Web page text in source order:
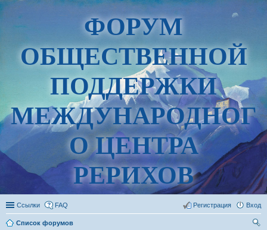
ФОРУМ
ОБЩЕСТВЕННОЙ
ПОДДЕРЖКИ
МЕЖДУНАРОДНОГ
О ЦЕНТРА
РЕРИХОВ
Ссылки FAQ Вход
Регистрация
Список форумов